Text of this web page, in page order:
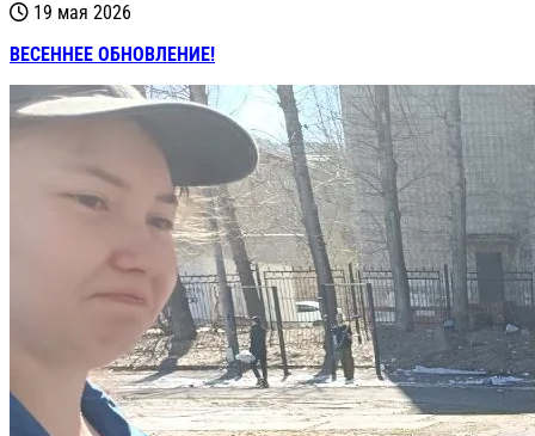
19 мая 2026
ВЕСЕННЕЕ ОБНОВЛЕНИЕ!